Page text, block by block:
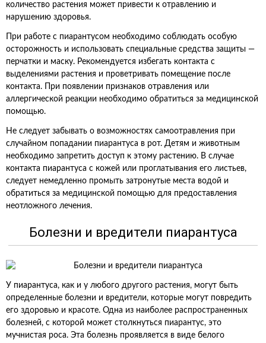
количество растения может привести к отравлению и
нарушению здоровья.
При работе с пиарантусом необходимо соблюдать особую
осторожность и использовать специальные средства защиты —
перчатки и маску. Рекомендуется избегать контакта с
выделениями растения и проветривать помещение после
контакта. При появлении признаков отравления или
аллергической реакции необходимо обратиться за медицинской
помощью.
Не следует забывать о возможностях самоотравления при
случайном попадании пиарантуса в рот. Детям и животным
необходимо запретить доступ к этому растению. В случае
контакта пиарантуса с кожей или проглатывания его листьев,
следует немедленно промыть затронутые места водой и
обратиться за медицинской помощью для предоставления
неотложного лечения.
Болезни и вредители пиарантуса
У пиарантуса, как и у любого другого растения, могут быть
определенные болезни и вредители, которые могут повредить
его здоровью и красоте. Одна из наиболее распространенных
болезней, с которой может столкнуться пиарантус, это
мучнистая роса. Эта болезнь проявляется в виде белого